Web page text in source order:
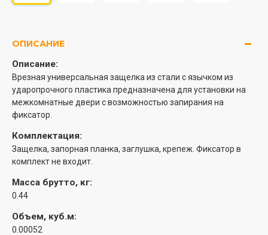
ОПИСАНИЕ
Описание:
Врезная универсальная защелка из стали с язычком из
ударопрочного пластика предназначена для установки на
межкомнатные двери с возможностью запирания на
фиксатор.
Комплектация:
Защелка, запорная планка, заглушка, крепеж. Фиксатор в
комплект не входит.
Масса брутто, кг:
0.44
Объем, куб.м:
0.00052